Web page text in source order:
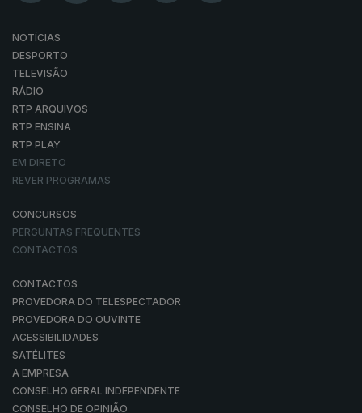
NOTÍCIAS
DESPORTO
TELEVISÃO
RÁDIO
RTP ARQUIVOS
RTP ENSINA
RTP PLAY
EM DIRETO
REVER PROGRAMAS
CONCURSOS
PERGUNTAS FREQUENTES
CONTACTOS
CONTACTOS
PROVEDORA DO TELESPECTADOR
PROVEDORA DO OUVINTE
ACESSIBILIDADES
SATÉLITES
A EMPRESA
CONSELHO GERAL INDEPENDENTE
CONSELHO DE OPINIÃO